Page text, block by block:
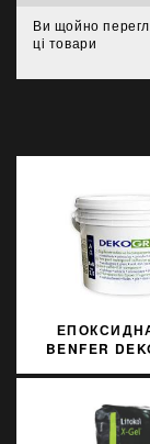
Ви щойно
ці товари
BENFER